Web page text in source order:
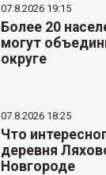
07.8.2026 19:15
Более 20
могут
округе
07.8.2026 18:25
Что
деревня
Новгороде